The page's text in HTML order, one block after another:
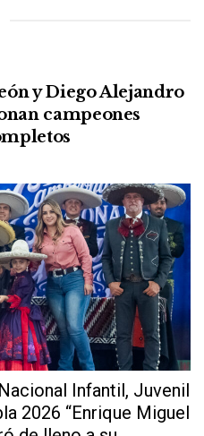
y Diego Alejandro
campeones
Infantil, Juvenil
2026 “Enrique Miguel